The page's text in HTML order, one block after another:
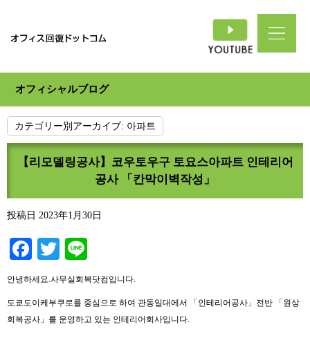
オフィシャルブログ
カテゴリー別アーカイブ: 아파트
【리모델링공사】코우토우구 토요스아파트 인테리어
공사 「칸막이벽작성」
投稿日 2023年1月30日
Facebook
Twitter
안녕하세요.사무실회복닷컴입니다.
도쿄도이케부쿠로를 중심으로 하여 관동일대에서 「인테리어공사」전반 「원상
회복공사」를 운영하고 있는 인테리어회사입니다.